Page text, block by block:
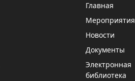
Главная
Мероприятия
Новости
Документы
Электронная
библиотека